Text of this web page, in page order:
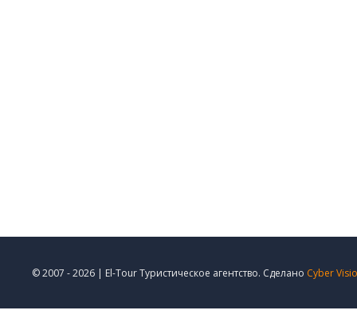
© 2007 - 2026 | El-Tour Туристическое агентство. Сделано Cyber